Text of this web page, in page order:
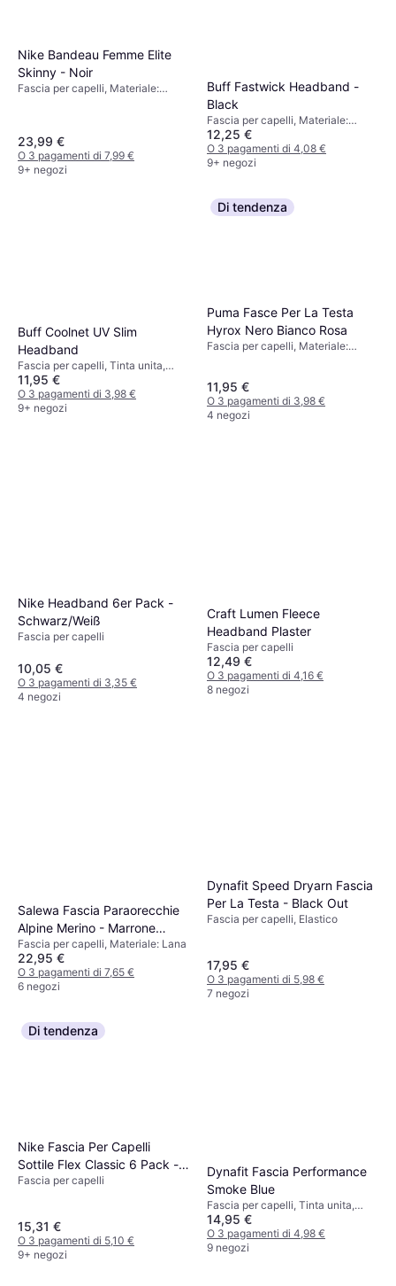
Nike Bandeau Femme Elite
Skinny - Noir
Fascia per capelli, Materiale:
23,99 €
O 3 pagamenti di 7,99 €
9+ negozi
Buff Fastwick Headband -
Black
Fascia per capelli, Materiale:
Elastane/Lycra/Spandex,
Poliestere, Protezione UV,
Traspirante
12,25 €
O 3 pagamenti di 4,08 €
9+ negozi
Buff Coolnet UV Slim
Headband
Fascia per capelli, Tinta unita,
Materiale:
Elastane/Lycra/Spandex,
Poliestere, Silicone, Traspirante,
11,95 €
O 3 pagamenti di 3,98 €
9+ negozi
Di tendenza
Puma Fasce Per La Testa
Hyrox Nero Bianco Rosa
Fascia per capelli, Materiale:
11,95 €
O 3 pagamenti di 3,98 €
4 negozi
Nike Headband 6er Pack -
Schwarz/Weiß
Fascia per capelli
10,05 €
O 3 pagamenti di 3,35 €
4 negozi
Craft Lumen Fleece
Headband Plaster
Fascia per capelli
12,49 €
O 3 pagamenti di 4,16 €
8 negozi
Salewa Fascia Paraorecchie
Alpine Merino - Marrone
Chiaro
Fascia per capelli, Materiale: Lana
22,95 €
O 3 pagamenti di 7,65 €
6 negozi
Dynafit Speed Dryarn Fascia
Per La Testa - Black Out
Fascia per capelli, Elastico
17,95 €
O 3 pagamenti di 5,98 €
7 negozi
Di tendenza
Nike Fascia Per Capelli
Sottile Flex Classic 6 Pack -
Blu
Fascia per capelli
15,31 €
O 3 pagamenti di 5,10 €
9+ negozi
Dynafit Fascia Performance
Smoke Blue
Fascia per capelli, Tinta unita,
Materiale: Poliestere, Antivento,
Traspirante, Elastico
14,95 €
O 3 pagamenti di 4,98 €
9 negozi